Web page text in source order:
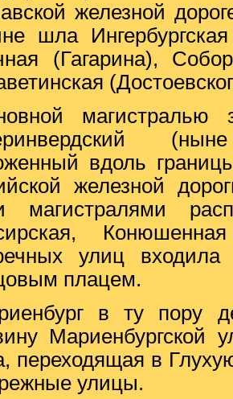
железной
шла
(Гагарина),
магистралью
вдоль
железной
магистралями
улиц
плацем.
в ту пору
Мариенбургской
переходящая в
улицы.